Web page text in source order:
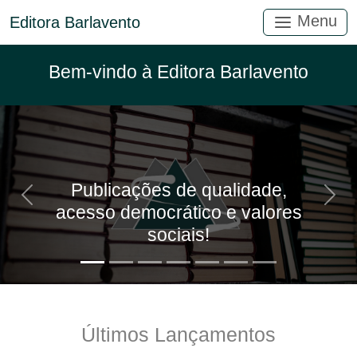
Editora Barlavento Menu
Bem-vindo à Editora Barlavento
Publicações de qualidade,
acesso democrático e valores
sociais!
Anterior
Últimos Lançamentos